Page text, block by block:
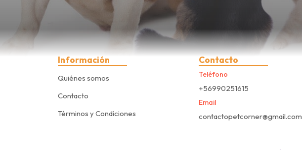
Información
Quiénes somos
Contacto
Términos y Condiciones
Contacto
Teléfono
+56990251615
Email
contactopetcorner@gmail.com